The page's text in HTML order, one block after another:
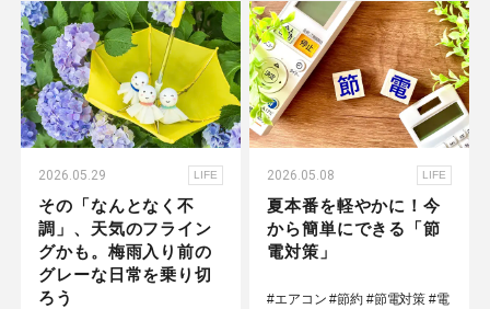
2026.05.29 LIFE
その「なんとなく不
調」、天気のフライン
グかも。梅雨入り前の
グレーな日常を乗り切
ろう
2026.05.08 LIFE
夏本番を軽やかに！今
から簡単にできる「節
電対策」
#エアコン #節約 #節電対策 #電